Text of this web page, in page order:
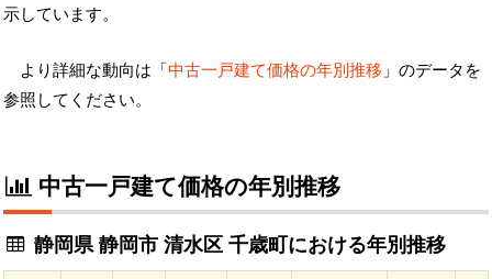
示しています。
より詳細な動向は「中古一戸建て価格の年別推移 」のデータを
参照してください。
中古一戸建て価格の年別推移
静岡県 静岡市 清水区 千歳町における年別推移